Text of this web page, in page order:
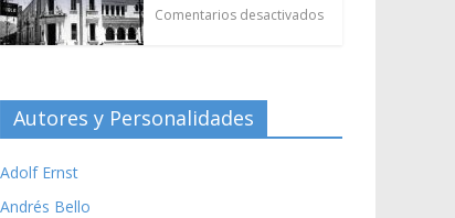
Comentarios desactivados
Autores y Personalidades
Adolf Ernst
Andrés Bello